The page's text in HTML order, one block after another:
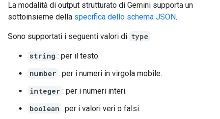
La modalità di output strutturato di Gemini supporta un
sottoinsieme della specifica dello schema JSON.
Sono supportati i seguenti valori di type :
string : per il testo.
number : per i numeri in virgola mobile.
integer : per i numeri interi.
boolean : per i valori veri o falsi.